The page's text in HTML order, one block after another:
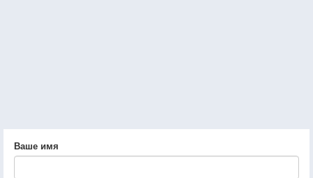
Ваше имя